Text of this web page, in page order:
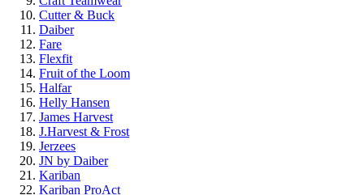
Cutter & Buck
Daiber
Fare
Flexfit
Fruit of the Loom
Halfar
Helly Hansen
James Harvest
J.Harvest & Frost
Jerzees
JN by Daiber
Kariban
Kariban ProAct